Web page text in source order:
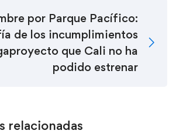
por Parque Pacífico:
de los incumplimientos
que Cali no ha
podido estrenar
relacionadas